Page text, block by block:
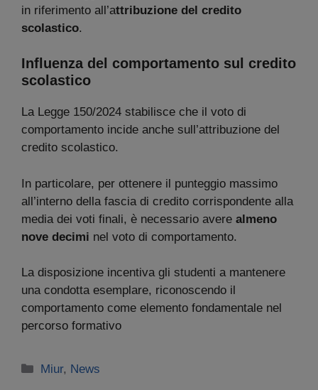
in riferimento all’attribuzione del credito
scolastico.
Influenza del comportamento sul credito
scolastico
La Legge 150/2024 stabilisce che il voto di
comportamento incide anche sull’attribuzione del
credito scolastico.
In particolare, per ottenere il punteggio massimo
all’interno della fascia di credito corrispondente alla
media dei voti finali, è necessario avere almeno
nove decimi nel voto di comportamento.
La disposizione incentiva gli studenti a mantenere
una condotta esemplare, riconoscendo il
comportamento come elemento fondamentale nel
percorso formativo
Categorie
Miur, News